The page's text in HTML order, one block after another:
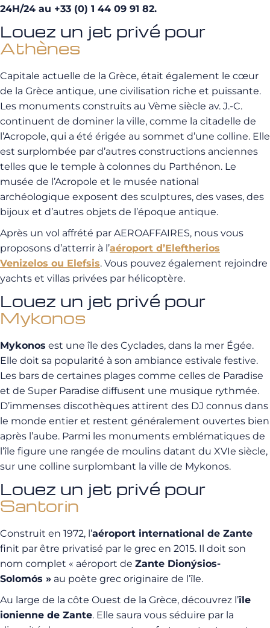
24H/24 au +33 (0) 1 44 09 91 82.
Louez un jet privé pour
Athènes
Capitale actuelle de la Grèce, était également le cœur
de la Grèce antique, une civilisation riche et puissante.
Les monuments construits au Vème siècle av. J.-C.
continuent de dominer la ville, comme la citadelle de
l’Acropole, qui a été érigée au sommet d’une colline. Elle
est surplombée par d’autres constructions anciennes
telles que le temple à colonnes du Parthénon. Le
musée de l’Acropole et le musée national
archéologique exposent des sculptures, des vases, des
bijoux et d’autres objets de l’époque antique.
Après un vol affrété par AEROAFFAIRES, nous vous
proposons d’atterrir à l’aéroport d’Eleftherios
Venizelos ou Elefsis. Vous pouvez également rejoindre
yachts et villas privées par hélicoptère.
Louez un jet privé pour
Mykonos
Mykonos est une île des Cyclades, dans la mer Égée.
Elle doit sa popularité à son ambiance estivale festive.
Les bars de certaines plages comme celles de Paradise
et de Super Paradise diffusent une musique rythmée.
D’immenses discothèques attirent des DJ connus dans
le monde entier et restent généralement ouvertes bien
après l’aube. Parmi les monuments emblématiques de
l’île figure une rangée de moulins datant du XVIe siècle,
sur une colline surplombant la ville de Mykonos.
Louez un jet privé pour
Santorin
Construit en 1972, l’aéroport international de Zante
finit par être privatisé par le grec en 2015. Il doit son
nom complet « aéroport de Zante Dionýsios-
Solomós » au poète grec originaire de l’île.
Au large de la côte Ouest de la Grèce, découvrez l’île
ionienne de Zante. Elle saura vous séduire par la